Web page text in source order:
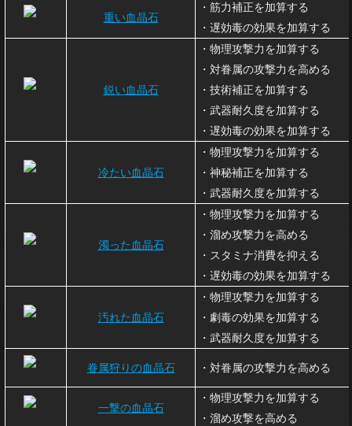
重い血晶石
・筋力補正を加算する
・遅効毒の効果を加算する
鋭い血晶石
・物理攻撃力を加算する
・対眷属の攻撃力を高める
・技術補正を加算する
・武器耐久度を加算する
・遅効毒の効果を加算する
冷たい血晶石
・物理攻撃力を加算する
・神秘補正を加算する
・武器耐久度を加算する
濁った血晶石
・物理攻撃力を加算する
・溜め攻撃力を高める
・スタミナ消費を抑える
・遅効毒の効果を加算する
汚れた血晶石
・物理攻撃力を加算する
・劇毒の効果を加算する
・武器耐久度を加算する
眷属狩りの血晶石 ・対眷属の攻撃力を高める
一撃の血晶石
・物理攻撃力を加算する
・溜め攻撃を高める